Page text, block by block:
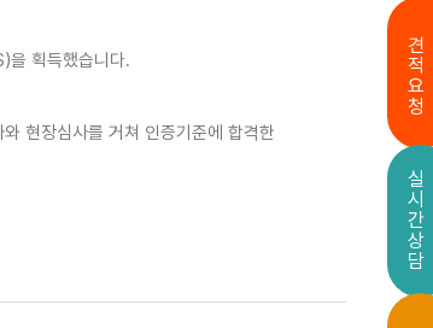
을 획득했습니다.
현장심사를 거쳐 인증기준에 합격한
견적요청
실시간상담